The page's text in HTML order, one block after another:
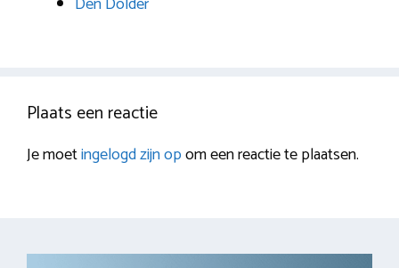
Plaats een reactie
Je moetingelogd zijn opom een reactie te plaatsen.